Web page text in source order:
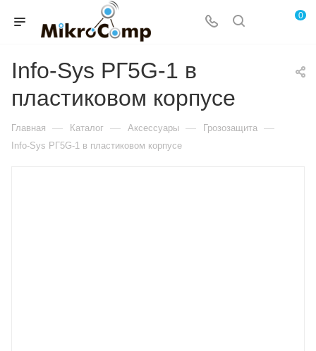
0
Info-Sys РГ5G-1 в
пластиковом корпусе
Главная — Каталог — Аксессуары — Грозозащита —
Info-Sys РГ5G-1 в пластиковом корпусе